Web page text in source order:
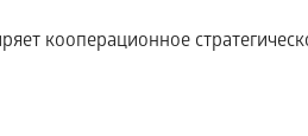
кооперационное